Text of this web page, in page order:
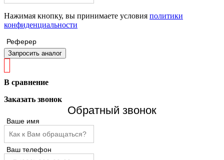
Нажимая кнопку, вы принимаете условия политики
конфиденциальности
Реферер
Запросить аналог
В сравнение
Заказать звонок
Обратный звонок
Ваше имя
Ваш телефон